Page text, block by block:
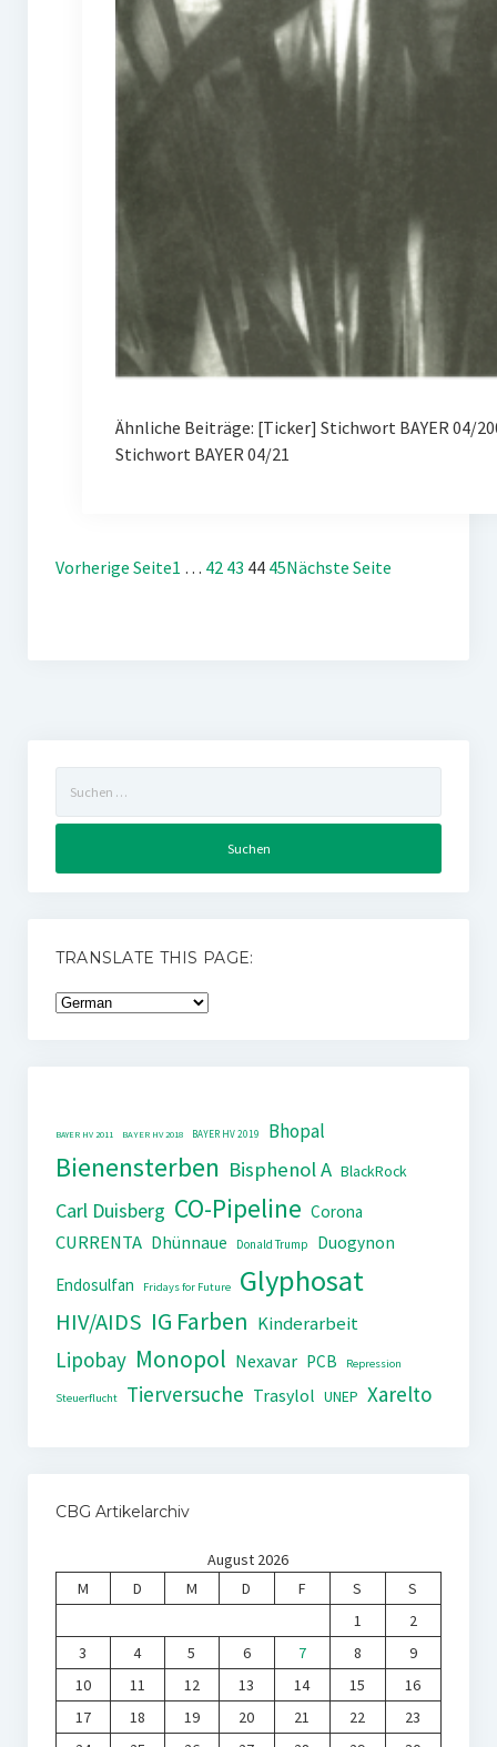
Ähnliche Beiträge: [Ticker] Stichwort BAYER 04/
Stichwort BAYER 04/21
Vorherige Seite1 … 42 43 44 45Nächste Seite
nach:
TRANSLATE THIS PAGE:
BAYER HV 2011 BAYER HV 2018 BAYER HV 2019 Bhopal
Bienensterben Bisphenol A BlackRock
Carl Duisberg CO-Pipeline Corona
CURRENTA Dhünnaue Donald Trump
Duogynon
Endosulfan
Fridays for Future Glyphosat
HIV/AIDS IG Farben Kinderarbeit
Lipobay Monopol Nexavar PCB Repression
Steuerflucht Tierversuche Trasylol UNEP Xarelto
CBG Artikelarchiv
August 2026
M
D M D F S
S
1
2
3
4 5 6 7 8
9
10
11 12 13 14 15
16
17
18 19 20 21 22
23